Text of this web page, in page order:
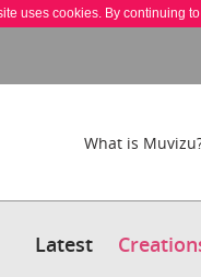
uses cookies. By continuing
What is
Latest